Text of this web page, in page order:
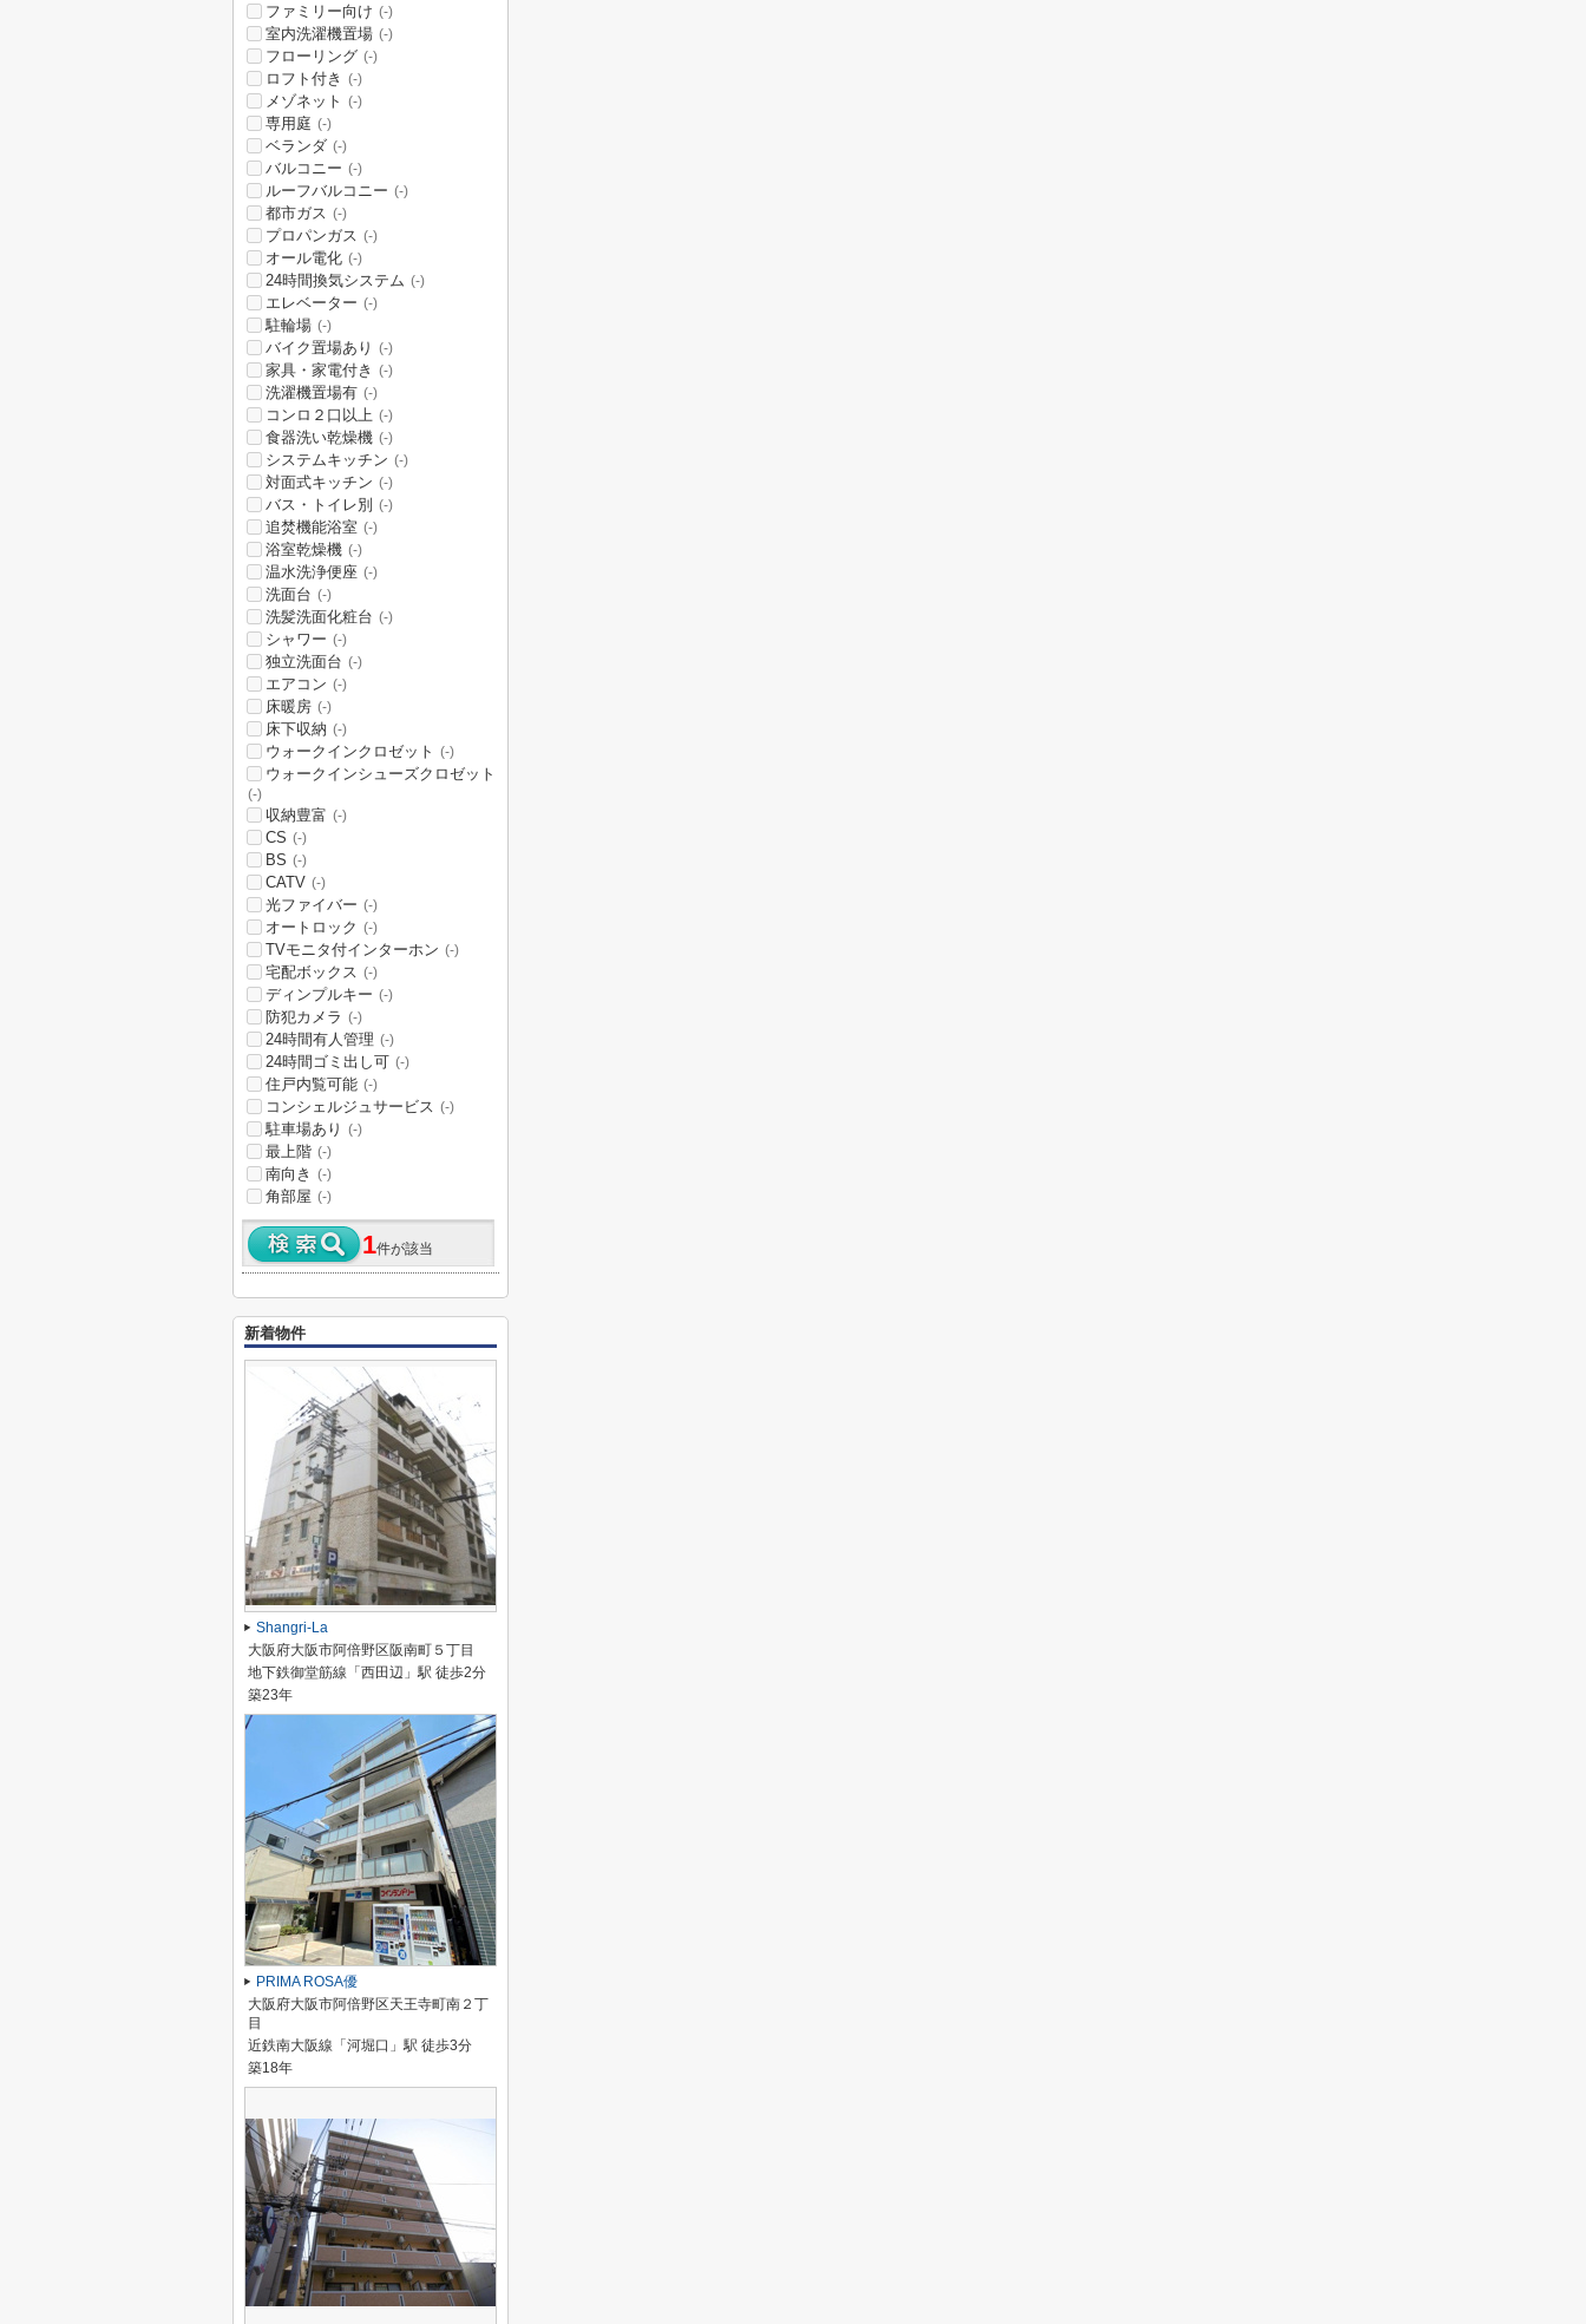
ファミリー向け (-)
室内洗濯機置場 (-)
フローリング (-)
ロフト付き (-)
メゾネット (-)
専用庭 (-)
ベランダ (-)
バルコニー (-)
ルーフバルコニー (-)
都市ガス (-)
プロパンガス (-)
オール電化 (-)
24時間換気システム (-)
エレベーター (-)
駐輪場 (-)
バイク置場あり (-)
家具・家電付き (-)
洗濯機置場有 (-)
コンロ２口以上 (-)
食器洗い乾燥機 (-)
システムキッチン (-)
対面式キッチン (-)
バス・トイレ別 (-)
追焚機能浴室 (-)
浴室乾燥機 (-)
温水洗浄便座 (-)
洗面台 (-)
洗髪洗面化粧台 (-)
シャワー (-)
独立洗面台 (-)
エアコン (-)
床暖房 (-)
床下収納 (-)
ウォークインクロゼット (-)
ウォークインシューズクロゼット
(-)
収納豊富 (-)
CS (-)
BS (-)
CATV (-)
光ファイバー (-)
オートロック (-)
TVモニタ付インターホン (-)
宅配ボックス (-)
ディンプルキー (-)
防犯カメラ (-)
24時間有人管理 (-)
24時間ゴミ出し可 (-)
住戸内覧可能 (-)
コンシェルジュサービス (-)
駐車場あり (-)
最上階 (-)
南向き (-)
角部屋 (-)
1件が該当
新着物件
Shangri-La
大阪府大阪市阿倍野区阪南町５丁目
地下鉄御堂筋線「西田辺」駅 徒歩2分
築23年
PRIMA ROSA優
大阪府大阪市阿倍野区天王寺町南２丁
目
近鉄南大阪線「河堀口」駅 徒歩3分
築18年